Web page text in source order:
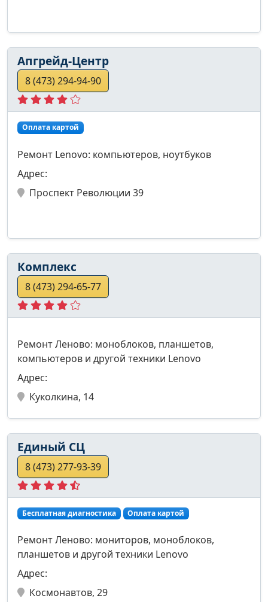
Апгрейд-Центр
8 (473) 294-94-90
Оплата картой
Ремонт Lenovo: компьютеров, ноутбуков
Адрес:
Проспект Революции 39
Комплекс
8 (473) 294-65-77
Ремонт Леново: моноблоков, планшетов,
компьютеров и другой техники Lenovo
Адрес:
Куколкина, 14
Единый СЦ
8 (473) 277-93-39
Бесплатная диагностика Оплата картой
Ремонт Леново: мониторов, моноблоков,
планшетов и другой техники Lenovo
Адрес:
Космонавтов, 29